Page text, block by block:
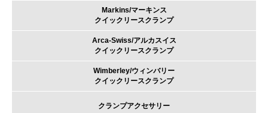
Markins/マーキンス
クイックリースクランプ
Arca-Swiss/アルカスイス
クイックリースクランプ
Wimberley/ウィンバリー
クイックリースクランプ
クランプアクセサリー